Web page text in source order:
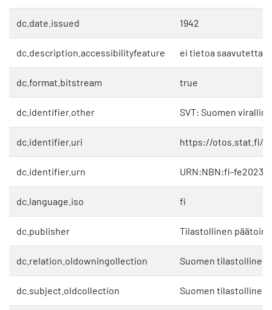
dc.date.issued 1942
dc.description.accessibilityfeature ei tietoa
dc.format.bitstream true
dc.identifier.other SVT: Suomen
dc.identifier.uri https://otos.stat.fi/
dc.identifier.urn URN:NBN:fi-
dc.language.iso fi
dc.publisher Tilastollinen
dc.relation.oldowningollection Suomen tilastollinen
dc.subject.oldcollection Suomen tilastollinen